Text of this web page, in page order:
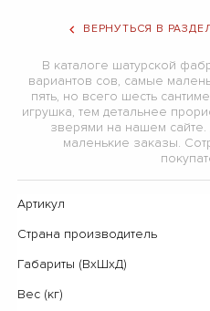
ВЕРНУТЬСЯ В
В каталоге шатурской
вариантов сов, самые
пять, но всего шесть
игрушка, тем детальнее
зверями на нашем
маленькие заказы.
Артикул
Страна производитель
Габариты (ВхШхД)
Вес (кг)